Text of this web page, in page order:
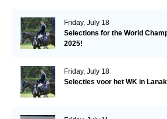
Friday, July 18
Selections for the World
2025!
Friday, July 18
Selecties voor het WK in